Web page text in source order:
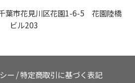
葉市花見川区花園1-6-5 花園陸橋
ビル203
ー /特定商取引に基づく表記